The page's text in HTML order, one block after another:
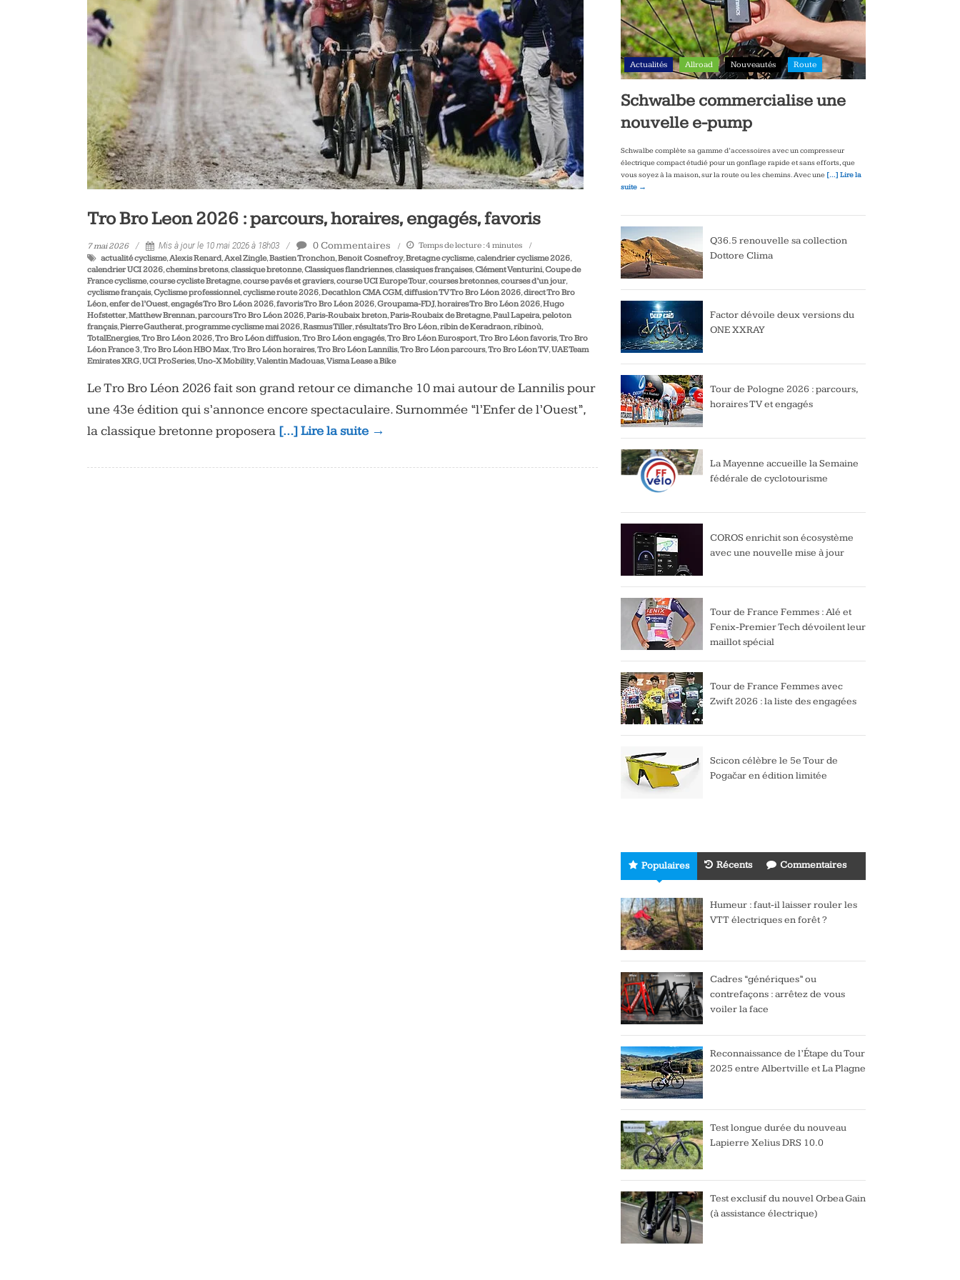
vélo
et
triathlon
Tro Bro Leon 2026 : parcours, horaires, engagés, favoris
7 mai 2026 Mis à jour le 10 mai 2026 à 18h03 0 Commentaires Temps de lecture :4 minutes
actualité cyclisme,Alexis Renard,Axel Zingle,Bastien Tronchon,Benoit Cosnefroy,Bretagne cyclisme,calendrier cyclisme 2026,
calendrier UCI 2026,chemins bretons,classique bretonne,Classiques flandriennes,classiques françaises,Clément Venturini,Coupe de
France cyclisme,course cycliste Bretagne,course pavés et graviers,course UCI Europe Tour,courses bretonnes,courses d’un jour,
cyclisme français,Cyclisme professionnel,cyclisme route 2026,Decathlon CMA CGM,diffusion TV Tro Bro Léon 2026,direct Tro Bro
Léon,enfer de l’Ouest,engagés Tro Bro Léon 2026,favoris Tro Bro Léon 2026,Groupama-FDJ,horaires Tro Bro Léon 2026,Hugo
Hofstetter,Matthew Brennan,parcours Tro Bro Léon 2026,Paris-Roubaix breton,Paris-Roubaix de Bretagne,Paul Lapeira,peloton
français,Pierre Gautherat,programme cyclisme mai 2026,Rasmus Tiller,résultats Tro Bro Léon,ribin de Keradraon,ribinoù,
TotalEnergies,Tro Bro Léon 2026,Tro Bro Léon diffusion,Tro Bro Léon engagés,Tro Bro Léon Eurosport,Tro Bro Léon favoris,Tro Bro
Léon France 3,Tro Bro Léon HBO Max,Tro Bro Léon horaires,Tro Bro Léon Lannilis,Tro Bro Léon parcours,Tro Bro Léon TV,UAE Team
Emirates XRG,UCI ProSeries,Uno-X Mobility,Valentin Madouas,Visma Lease a Bike
Le Tro Bro Léon 2026 fait son grand retour ce dimanche 10 mai autour de Lannilis pour
une 43e édition qui s’annonce encore spectaculaire. Surnommée “l’Enfer de l’Ouest”,
la classique bretonne proposera […] Lire la suite →
Actualités Allroad Nouveautés Route
Schwalbe commercialise une
nouvelle e-pump
Schwalbe complète sa gamme d’accessoires avec un compresseur
électrique compact étudié pour un gonflage rapide et sans efforts, que
vous soyez à la maison, sur la route ou les chemins. Avec une […] Lire la
suite →
Q36.5 renouvelle sa collection
Dottore Clima
Factor dévoile deux versions du
ONE XXRAY
Tour de Pologne 2026 : parcours,
horaires TV et engagés
La Mayenne accueille la Semaine
fédérale de cyclotourisme
COROS enrichit son écosystème
avec une nouvelle mise à jour
Tour de France Femmes : Alé et
Fenix-Premier Tech dévoilent leur
maillot spécial
Tour de France Femmes avec
Zwift 2026 : la liste des engagées
Scicon célèbre le 5e Tour de
Pogačar en édition limitée
Populaires Récents Commentaires
Humeur : faut-il laisser rouler les
VTT électriques en forêt ?
Cadres “génériques” ou
contrefaçons : arrêtez de vous
voiler la face
Reconnaissance de l’Étape du Tour
2025 entre Albertville et La Plagne
Test longue durée du nouveau
Lapierre Xelius DRS 10.0
Test exclusif du nouvel Orbea Gain
(à assistance électrique)